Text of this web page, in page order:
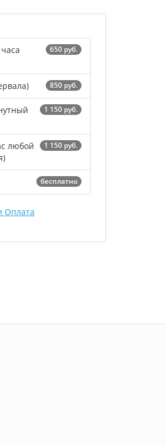
650 руб.
850 руб.
1 150 руб.
1 150 руб.
любой
бесплатно
Оплата